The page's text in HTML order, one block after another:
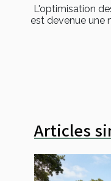
L'optimisation
est devenue une
Articles